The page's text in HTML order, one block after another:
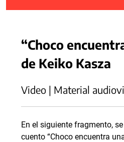
“Choco
de Keiko Kasza
Video | Material
En el siguiente fragmento,
cuento “Choco encuentra